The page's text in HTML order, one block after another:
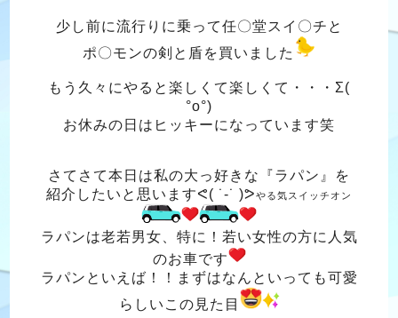
少し前に流行りに乗って任〇堂スイ〇チと
ポ〇モンの剣と盾を買いました
もう久々にやると楽しくて楽しくて・・・Σ(
°o°)
お休みの日はヒッキーになっています笑
さてさて本日は私の大っ好きな『ラパン』を
紹介したいと思いますᕙ( ˙-˙ )ᕗやる気スイッチオン
ラパンは老若男女、特に！若い女性の方に人気
のお車です
ラパンといえば！！まずはなんといっても可愛
らしいこの見た目